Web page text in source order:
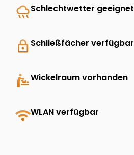
rainySchlechtwetter geeignet
lock Schließfächer verfügbar
baby_changing_stationWickelraum vorhanden
wifiWLAN verfügbar